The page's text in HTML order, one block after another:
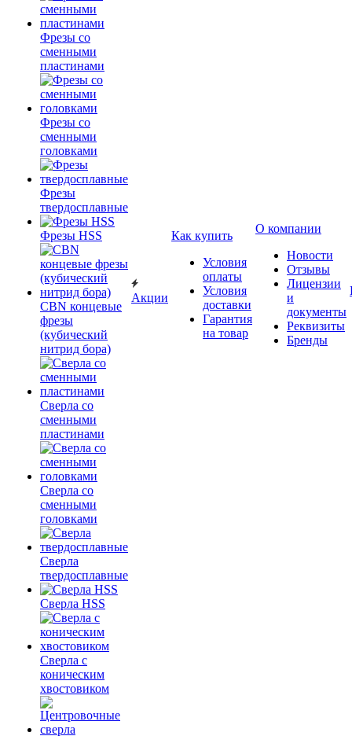
Фрезы со
сменными
пластинами
Фрезы со
сменными
головками
Фрезы
твердосплавные
Фрезы HSS
CBN концевые
фрезы
(кубический
нитрид бора)
Сверла со
сменными
пластинами
Сверла со
сменными
головками
Сверла
твердосплавные
Сверла HSS
Сверла с
коническим
хвостовиком
Акции
Как купить
Условия
оплаты
Условия
доставки
Гарантия
на товар
О компании
Новости
Отзывы
Лицензии
и
документы
Реквизиты
Бренды